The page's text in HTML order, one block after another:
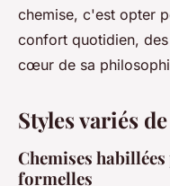
chemise, c'est opter
confort quotidien,
cœur de sa
Styles variés
Chemises
formelles